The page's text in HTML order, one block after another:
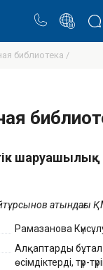
библиотека /
шаруашылық
атындағы
Рамазанова
Алқаптарды
өсімдіктерді, түр-